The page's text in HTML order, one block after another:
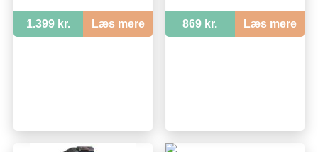
1.399 kr. Læs mere 869 kr. Læs mere